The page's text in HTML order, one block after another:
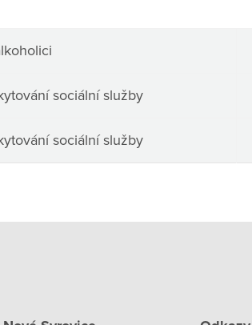
sociální služby
sociální služby